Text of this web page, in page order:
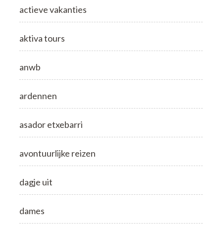
actieve vakanties
aktiva tours
anwb
ardennen
asador etxebarri
avontuurlijke reizen
dagje uit
dames